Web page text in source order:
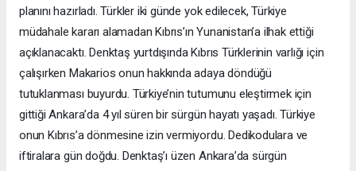
planını hazırladı. Türkler iki günde yok edilecek, Türkiye
müdahale kararı alamadan Kıbrıs’ın Yunanistan’a ilhak ettiği
açıklanacaktı. Denktaş yurtdışında Kıbrıs Türklerinin varlığı için
çalışırken Makarios onun hakkında adaya döndüğü
tutuklanması buyurdu. Türkiye’nin tutumunu eleştirmek için
gittiği Ankara’da 4 yıl süren bir sürgün hayatı yaşadı. Türkiye
onun Kıbrıs’a dönmesine izin vermiyordu. Dedikodulara ve
iftiralara gün doğdu. Denktaş’ı üzen Ankara’da sürgün